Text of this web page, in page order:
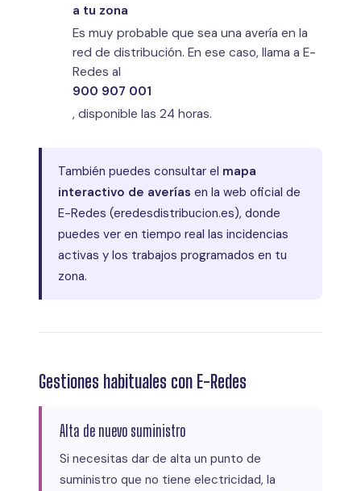
a tu zona
Es muy probable que sea una avería en la
red de distribución. En ese caso, llama a E-
Redes al
900 907 001
, disponible las 24 horas.
También puedes consultar el mapa
interactivo de averías en la web oficial de
E-Redes (eredesdistribucion.es), donde
puedes ver en tiempo real las incidencias
activas y los trabajos programados en tu
zona.
Gestiones habituales con E-Redes
Alta de nuevo suministro
Si necesitas dar de alta un punto de
suministro que no tiene electricidad, la